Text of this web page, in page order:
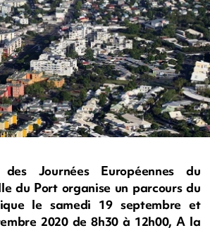
Journées Européennes du
du Port organise un parcours du
le samedi 19 septembre et
2020 de 8h30 à 12h00, A la